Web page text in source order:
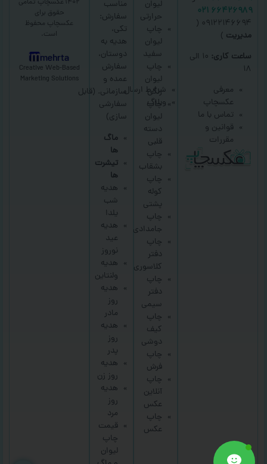
۶۶۴۲۶۹۸۹ ۰۲۱
۰۹۱۲۲۱۴۶۶۹۴ (
مدیریت )
ساعت کاری:
۱۰ الی
۱۸
معرفی
عکسچاپ
تماس با ما
قوانین و
مقررات
شرایط ارسال
وبلاگ
لیوان
حرارتی
چاپ
لیوان
سفید
چاپ
لیوان
رنگی
چاپ
لیوان
دسته
قلبی
چاپ
بشقاب
چاپ
کوله
پشتی
چاپ
جامدادی
چاپ
دفتر
کلاسوری
چاپ
دفتر
سیمی
چاپ
کیف
دوشی
چاپ
فرش
چاپ
آنلاین
عکس
چاپ
عکس
مناسب
سفارش:
تکی،
هدیه به
دوستان،
سفارش
عمده و
سازمانی. (قابل
سفارشی
سازی)
ماگ
ها
تیشرت
ها
هدیه
شب
یلدا
هدیه
عید
نوروز
هدیه
ولنتاین
هدیه
روز
مادر
هدیه
روز
پدر
هدیه
روز زن
هدیه
روز
مرد
قیمت
چاپ
لیوان
۱۴۰۲ عکسچاپ
تمامی
حقوق برای
عکسچاپ محفوظ
است.
mehrta
Creative Web-Based
Marketing Solutions